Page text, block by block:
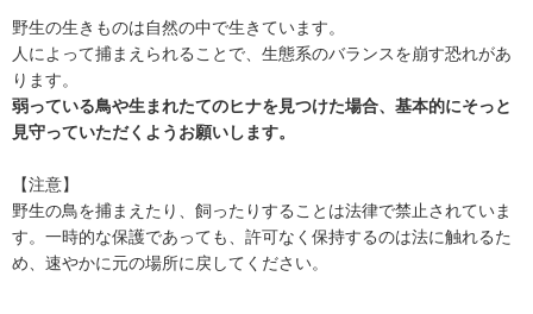
野生の生きものは自然の中で生きています。
人によって捕まえられることで、生態系のバランスを崩す恐れがあ
ります。
弱っている鳥や生まれたてのヒナを見つけた場合、基本的にそっと
見守っていただくようお願いします。
【注意】
野生の鳥を捕まえたり、飼ったりすることは法律で禁止されていま
す。一時的な保護であっても、許可なく保持するのは法に触れるた
め、速やかに元の場所に戻してください。